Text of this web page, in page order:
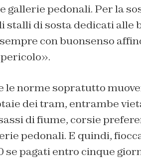
gallerie pedonali. Per la
stalli di sosta dedicati alle
con buonsenso
le norme sopratutto
dei tram, entrambe
di fiume, corsie
pedonali. E quindi,
se pagati entro cinque